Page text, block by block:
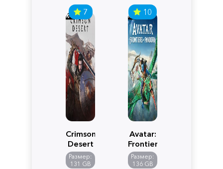
7
Crimson
Desert
Размер:
131 GB
10
Avatar:
Frontiers
of
Pandora
Размер:
136 GB